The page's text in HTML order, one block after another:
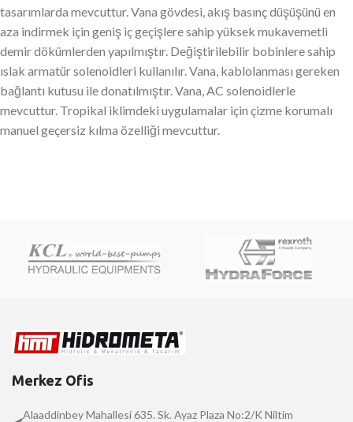
tasarımlarda mevcuttur. Vana gövdesi, akış basınç düşüşünü en
aza indirmek için geniş iç geçişlere sahip yüksek mukavemetli
demir dökümlerden yapılmıştır. Değiştirilebilir bobinlere sahip
ıslak armatür solenoidleri kullanılır. Vana, kablolanması gereken
bağlantı kutusu ile donatılmıştır. Vana, AC solenoidlerle
mevcuttur. Tropikal iklimdeki uygulamalar için çizme korumalı
manuel geçersiz kılma özelliği mevcuttur.
Merkez Ofis
Alaaddinbey Mahallesi 635. Sk. Ayaz Plaza No:2/K Niltim